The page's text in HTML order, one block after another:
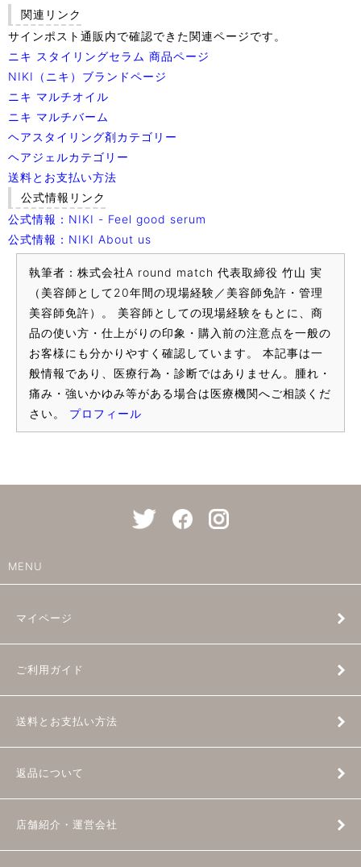
関連リンク
サインポスト通販内で確認できた関連ページです。
ニキ スタイリングセラム 商品ページ
NIKI（ニキ）ブランドページ
ニキ マルチオイル
ニキ マルチバーム
ヘアスタイリング剤カテゴリー
ヘアジェルカテゴリー
送料とお支払い方法
公式情報リンク
公式情報：NIKI - Feel good serum
公式情報：NIKI About us
執筆者：株式会社A round match 代表取締役 竹山 実
（美容師として20年間の現場経験／美容師免許・管理
美容師免許）。 美容師としての現場経験をもとに、商
品の使い方・仕上がりの印象・購入前の注意点を一般の
お客様にも分かりやすく確認しています。 本記事は一
般情報であり、医療行為・診断ではありません。腫れ・
痛み・強いかゆみ等がある場合は医療機関へご相談くだ
さい。 プロフィール
MENU
マイページ
ご利用ガイド
送料とお支払い方法
返品について
店舗紹介・運営会社